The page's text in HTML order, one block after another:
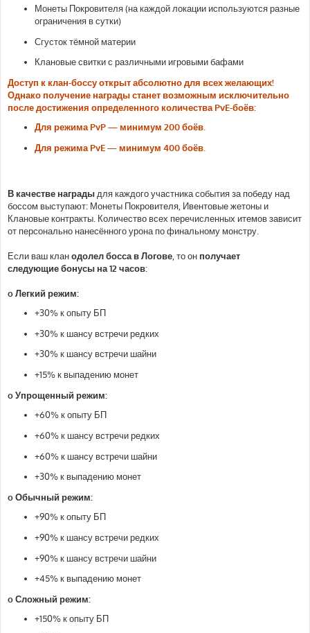
Монеты Покровителя (на каждой локации используются разные
ограничения в сутки)
Сгусток тёмной материи
Клановые свитки с различными игровыми бафами
Доступ к клан-боссу открыт абсолютно для всех желающих!
Однако получение награды станет возможным исключительно
после достижения определенного количества PvE-боёв:
Для режима PvP — минимум 200 боёв.
Для режима PvE — минимум 400 боёв.
В качестве награды для каждого участника события за победу над
боссом выступают: Монеты Покровителя, Ивентовые жетоны и
Клановые контракты. Количество всех перечисленных итемов зависит
от персонально нанесённого урона по финальному монстру.
Если ваш кланодолел босса в Логове , то он получает
следующие бонусы на 12 часов:
o Легкий режим:
+30% к опыту БП
+30% к шансу встречи редких
+30% к шансу встречи шайни
+15% к выпадению монет
o Упрощенный режим:
+60% к опыту БП
+60% к шансу встречи редких
+60% к шансу встречи шайни
+30% к выпадению монет
o Обычный режим:
+90% к опыту БП
+90% к шансу встречи редких
+90% к шансу встречи шайни
+45% к выпадению монет
o Сложный режим:
+150% к опыту БП